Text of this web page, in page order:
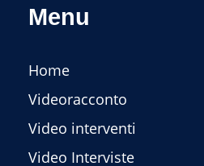
Menu
Home
Videoracconto
Video interventi
Video Interviste